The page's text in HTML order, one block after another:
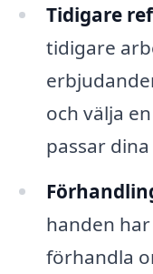
Tidigare
tidigare
och välja
passar
handen
förhandla